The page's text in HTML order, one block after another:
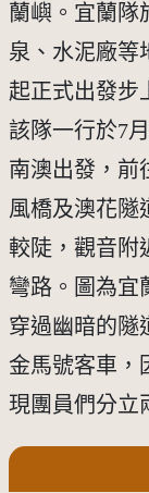
蘭嶼。宜蘭隊
泉、水泥廠等
起正式出發步
該隊一行於7
南澳出發，前
風橋及澳花隧
較陡，觀音附
彎路。圖為宜
穿過幽暗的隧
金馬號客車，
現團員們分立